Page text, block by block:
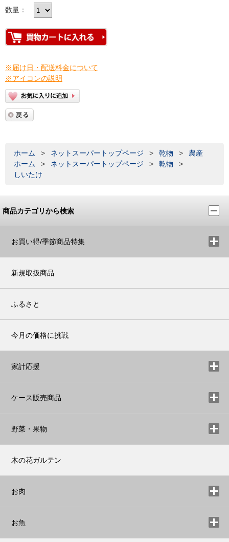
数量：
※届け日・配送料金について
※アイコンの説明
ホーム > ネットスーパートップページ > 乾物 >
農産
ホーム
> ネットスーパートップページ > 乾物
>
しいたけ
商品カテゴリから検索
お買い得/季節商品特集
新規取扱商品
ふるさと
今月の価格に挑戦
家計応援
ケース販売商品
野菜・果物
木の花ガルテン
お肉
お魚